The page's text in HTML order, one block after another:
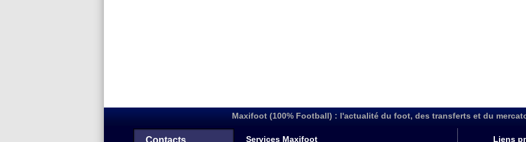
Maxifoot (100% Football) : l'actualité du foot, des transferts et du
Contacts Services Maxifoot Liens